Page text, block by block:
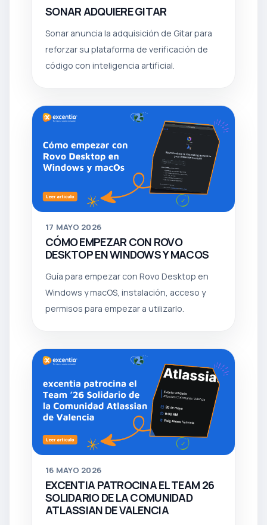
SONAR ADQUIERE GITAR
Sonar anuncia la adquisición de Gitar para
reforzar su plataforma de verificación de
código con inteligencia artificial.
17 MAYO 2026
CÓMO EMPEZAR CON ROVO
DESKTOP EN WINDOWS Y MACOS
Guía para empezar con Rovo Desktop en
Windows y macOS, instalación, acceso y
permisos para empezar a utilizarlo.
16 MAYO 2026
EXCENTIA PATROCINA EL TEAM 26
SOLIDARIO DE LA COMUNIDAD
ATLASSIAN DE VALENCIA